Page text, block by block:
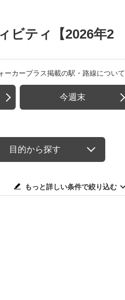
ビティ【2026年2
ーカープラス掲載の駅・路線について
今週末
目的から探す
もっと詳しい条件で絞り込む